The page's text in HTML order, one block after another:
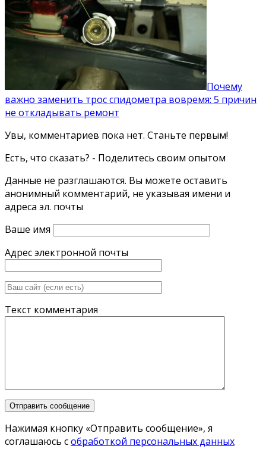
Почему
важно заменить трос спидометра вовремя: 5 причин
не откладывать ремонт
Увы, комментариев пока нет. Станьте первым!
Есть, что сказать? - Поделитесь своим опытом
Данные не разглашаются. Вы можете оставить
анонимный комментарий, не указывая имени и
адреса эл. почты
Ваше имя
Адрес электронной почты
Текст комментария
Нажимая кнопку «Отправить сообщение», я
соглашаюсь собработкой персональных данных